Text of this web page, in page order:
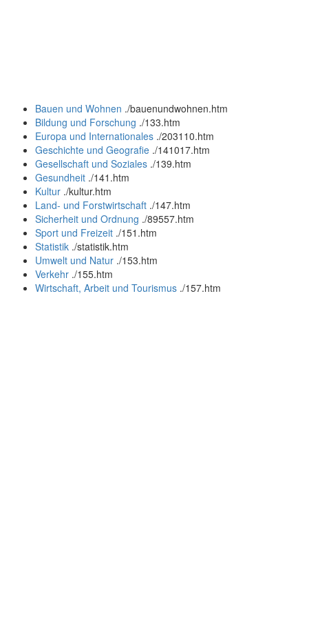
Bauen und Wohnen ./bauenundwohnen.htm
Bildung und Forschung ./133.htm
Europa und Internationales ./203110.htm
Geschichte und Geografie ./141017.htm
Gesellschaft und Soziales ./139.htm
Gesundheit ./141.htm
Kultur ./kultur.htm
Land- und Forstwirtschaft ./147.htm
Sicherheit und Ordnung ./89557.htm
Sport und Freizeit ./151.htm
Statistik ./statistik.htm
Umwelt und Natur ./153.htm
Verkehr ./155.htm
Wirtschaft, Arbeit und Tourismus ./157.htm